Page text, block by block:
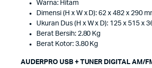
Warna: Hitam
Dimensi (H x W x D): 62 x 482 x 290
Ukuran Dus (H x W x D): 125 x 515 x
Berat Bersih: 2.80 Kg
Berat Kotor: 3.80 Kg
AUDERPRO USB + TUNER DIGITAL AM/